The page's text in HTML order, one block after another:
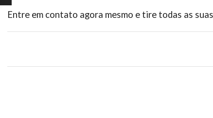
Entre em contato agora mesmo e tire todas as